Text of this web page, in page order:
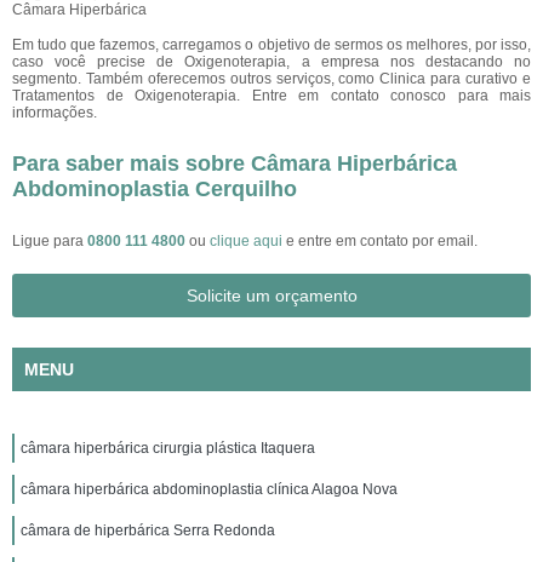
Câmara Hiperbárica
Em tudo que fazemos, carregamos o objetivo de sermos os melhores, por isso,
caso você precise de Oxigenoterapia, a empresa nos destacando no
segmento. Também oferecemos outros serviços, como Clinica para curativo e
Tratamentos de Oxigenoterapia. Entre em contato conosco para mais
informações.
Para saber mais sobre Câmara Hiperbárica
Abdominoplastia Cerquilho
Ligue para 0800 111 4800 ou clique aqui e entre em contato por email.
Solicite um orçamento
MENU
câmara hiperbárica cirurgia plástica Itaquera
câmara hiperbárica abdominoplastia clínica Alagoa Nova
câmara de hiperbárica Serra Redonda